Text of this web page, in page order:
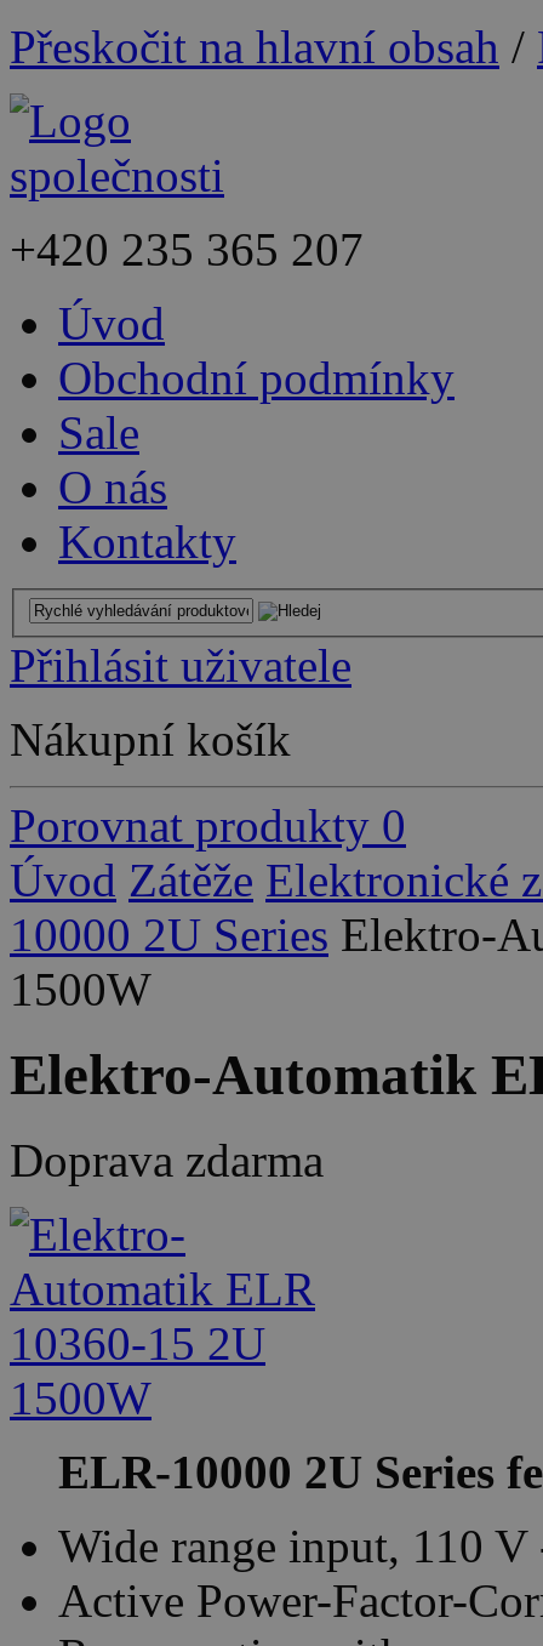
Přeskočit na hlavní obsah /
+420 235 365 207
Úvod
Obchodní podmínky
Sale
O nás
Kontakty
Přihlásit uživatele
Nákupní košík
Porovnat produkty 0
Úvod Zátěže Elektronické
10000 2U Series Elektro-
1500W
Elektro-Automatik
Doprava zdarma
ELR-10000 2U Series
Wide range input, 110
Active Power-Factor-